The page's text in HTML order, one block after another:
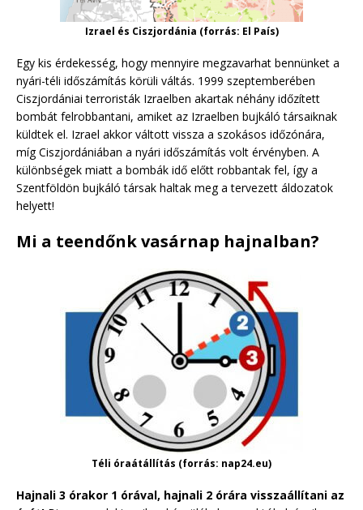
Izrael és Ciszjordánia (forrás: El País)
Egy kis érdekesség, hogy mennyire megzavarhat bennünket a
nyári-téli időszámítás körüli váltás. 1999 szeptemberében
Ciszjordániai terroristák Izraelben akartak néhány időzített
bombát felrobbantani, amiket az Izraelben bujkáló társaiknak
küldtek el. Izrael akkor váltott vissza a szokásos időzónára,
míg Ciszjordániában a nyári időszámítás volt érvényben. A
különbségek miatt a bombák idő előtt robbantak fel, így a
Szentföldön bujkáló társak haltak meg a tervezett áldozatok
helyett!
Mi a teendőnk vasárnap hajnalban?
Téli óraátállítás (forrás: nap24.eu)
Hajnali 3 órakor 1 órával, hajnali 2 órára visszaállítani az